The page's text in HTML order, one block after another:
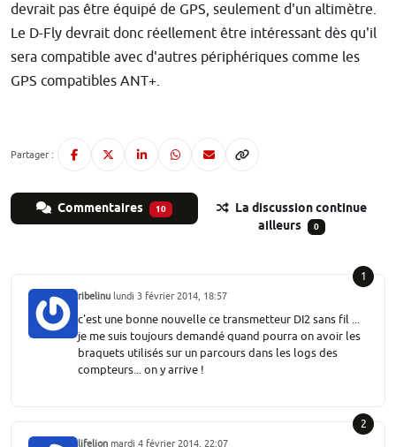
devrait pas être équipé de GPS, seulement d'un altimètre.
Le D-Fly devrait donc réellement être intéressant dès qu'il
sera compatible avec d'autres périphériques comme les
GPS compatibles ANT+.
Partager :
Commentaires 10
La discussion continue
ailleurs
0
1
ribelinu lundi 3 février 2014, 18:57
c'est une bonne nouvelle ce transmetteur DI2 sans fil ...
je me suis toujours demandé quand pourra on avoir les
braquets utilisés sur un parcours dans les logs des
compteurs... on y arrive !
2
lifelion mardi 4 février 2014, 22:07